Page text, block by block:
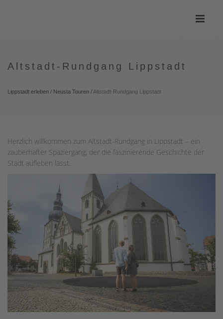
Altstadt-Rundgang Lippstadt
Lippstadt erleben / Neusta Touren / Altstadt-Rundgang Lippstadt
Herzlich willkommen zum Altstadt-Rundgang in Lippstadt – ein
zauberhafter Spaziergang, der die faszinierende Geschichte der
Stadt aufleben lässt.